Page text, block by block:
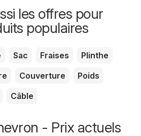
les offres pour
populaires
Sac Fraises
Plinthe
Couverture
Poids
Câble
- Prix ​​actuels